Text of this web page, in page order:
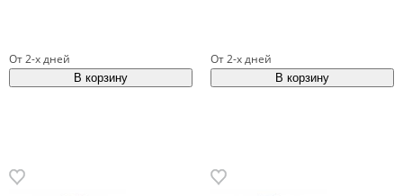
От 2-х дней От 2-х дней